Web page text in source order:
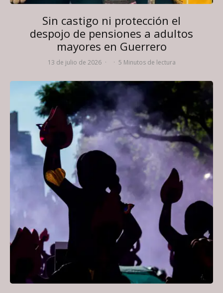
Sin castigo ni protección el
despojo de pensiones a adultos
mayores en Guerrero
13 de julio de 2026 · · 5 Minutos de lectura